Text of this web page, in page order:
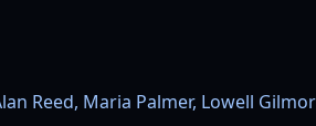
Reed, Maria Palmer, Lowell